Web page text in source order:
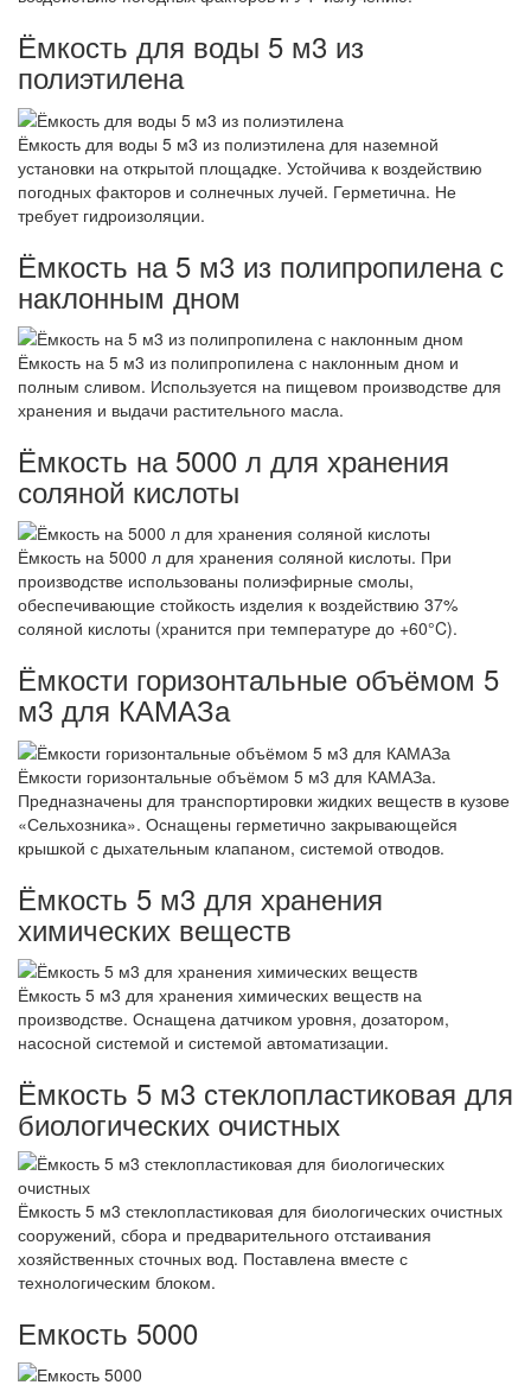
Ёмкость для воды 5 м3 из
полиэтилена
Ёмкость для воды 5 м3 из полиэтилена для наземной
установки на открытой площадке. Устойчива к воздействию
погодных факторов и солнечных лучей. Герметична. Не
требует гидроизоляции.
Ёмкость на 5 м3 из полипропилена с
наклонным дном
Ёмкость на 5 м3 из полипропилена с наклонным дном и
полным сливом. Используется на пищевом производстве для
хранения и выдачи растительного масла.
Ёмкость на 5000 л для хранения
соляной кислоты
Ёмкость на 5000 л для хранения соляной кислоты. При
производстве использованы полиэфирные смолы,
обеспечивающие стойкость изделия к воздействию 37%
соляной кислоты (хранится при температуре до +60°C).
Ёмкости горизонтальные объёмом 5
м3 для КАМАЗа
Ёмкости горизонтальные объёмом 5 м3 для КАМАЗа.
Предназначены для транспортировки жидких веществ в кузове
«Сельхозника». Оснащены герметично закрывающейся
крышкой с дыхательным клапаном, системой отводов.
Ёмкость 5 м3 для хранения
химических веществ
Ёмкость 5 м3 для хранения химических веществ на
производстве. Оснащена датчиком уровня, дозатором,
насосной системой и системой автоматизации.
Ёмкость 5 м3 стеклопластиковая для
биологических очистных
Ёмкость 5 м3 стеклопластиковая для биологических очистных
сооружений, сбора и предварительного отстаивания
хозяйственных сточных вод. Поставлена вместе с
технологическим блоком.
Емкость 5000